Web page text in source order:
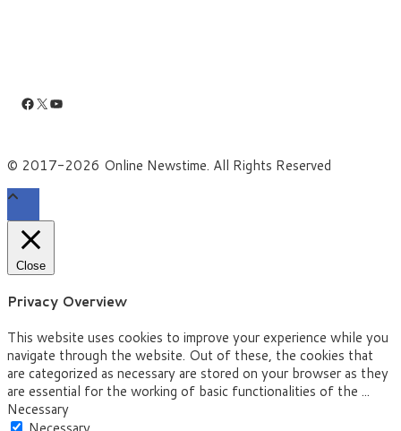
Facebook
X YouTube
© 2017-2026 Online Newstime. All Rights Reserved
Close
Privacy Overview
This website uses cookies to improve your experience while you
navigate through the website. Out of these, the cookies that
are categorized as necessary are stored on your browser as they
are essential for the working of basic functionalities of the ...
Necessary